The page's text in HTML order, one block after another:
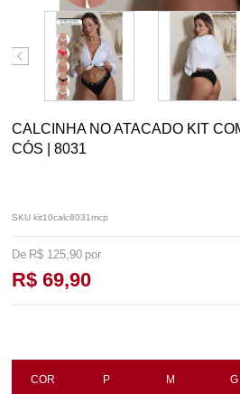
CALCINHA NO ATACADO KIT
CÓS | 8031
SKU kit10calc8031mcp
R$ 125,90
R$ 69,90
COR P M G